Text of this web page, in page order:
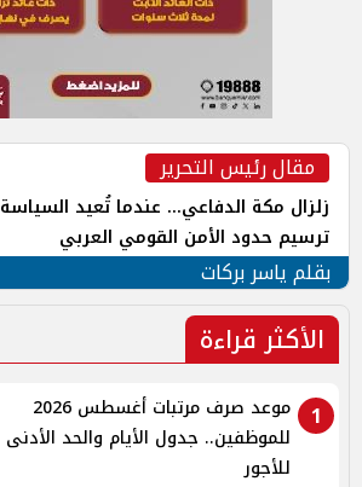
مقال رئيس التحرير
زلزال مكة الدفاعي... عندما تُعيد السياسة
ترسيم حدود الأمن القومي العربي
بقلم ياسر بركات
الأكثر قراءة
1
موعد صرف مرتبات أغسطس 2026
للموظفين.. جدول الأيام والحد الأدنى
للأجور